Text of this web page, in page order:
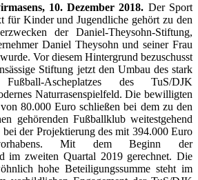
10. Dezember 2018. Der Sport
für Kinder und Jugendliche gehört zu den
der Daniel-Theysohn-Stiftung,
Daniel Theysohn und seiner Frau
Vor diesem Hintergrund bezuschusst
Stiftung jetzt den Umbau des stark
Fußball-Ascheplatzes des TuS/DJK
Naturrasenspielfeld. Die bewilligten
80.000 Euro schließen bei dem zu den
gehörenden Fußballklub weitestgehend
der Projektierung des mit 394.000 Euro
Mit dem Beginn der
im zweiten Quartal 2019 gerechnet. Die
hohe Beteiligungssumme steht im